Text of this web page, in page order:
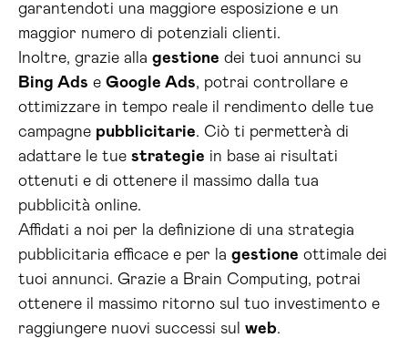
garantendoti una maggiore esposizione e un
maggior numero di potenziali clienti.
Inoltre, grazie alla gestione dei tuoi annunci su
Bing Ads e Google Ads, potrai controllare e
ottimizzare in tempo reale il rendimento delle tue
campagne pubblicitarie. Ciò ti permetterà di
adattare le tue strategie in base ai risultati
ottenuti e di ottenere il massimo dalla tua
pubblicità online.
Affidati a noi per la definizione di una strategia
pubblicitaria efficace e per la gestione ottimale dei
tuoi annunci. Grazie a Brain Computing, potrai
ottenere il massimo ritorno sul tuo investimento e
raggiungere nuovi successi sul web.